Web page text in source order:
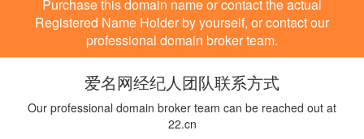
Purchase this domain name or contact the actual
Registered Name Holder by yourself, or contact our
professional domain broker team.
爱名网经纪人团队联系方式
Our professional domain broker team can be reached out at
22.cn